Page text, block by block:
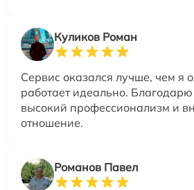
Куликов Роман
Сервис оказался лучше, чем я
работает идеально.
высокий профессионализм и
отношение.
Романов Павел